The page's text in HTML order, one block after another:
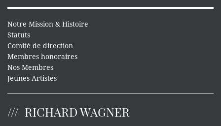
Notre Mission & Histoire
Statuts
Comité de direction
Membres honoraires
Nos Membres
Jeunes Artistes
RICHARD WAGNER